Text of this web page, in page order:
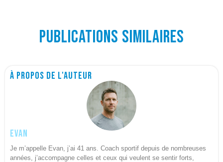
Publications similaires
À propos de l'auteur
Evan
Je m’appelle Evan, j’ai 41 ans. Coach sportif depuis de nombreuses
années, j’accompagne celles et ceux qui veulent se sentir forts,